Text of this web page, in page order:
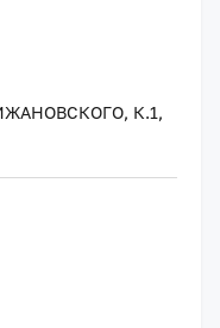
К.1,